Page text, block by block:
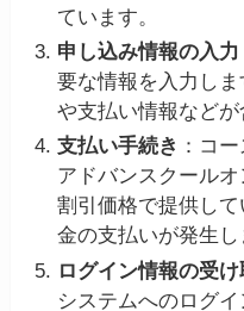
ています​​。
申し込み情報の入力
要な情報を入力し
や支払い情報など
支払い手続き ：コ
アドバンスクール
割引価格で提供し
金の支払いが発生し
ログイン情報の受け
システムへのログ